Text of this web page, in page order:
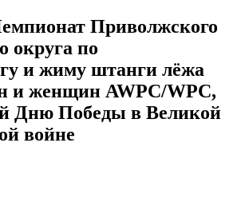
Приволжского
округа по
и жиму штанги лёжа
и женщин AWPC/WPC,
Дню Победы в Великой
войне